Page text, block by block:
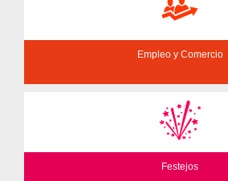
Empleo y Comercio
Festejos